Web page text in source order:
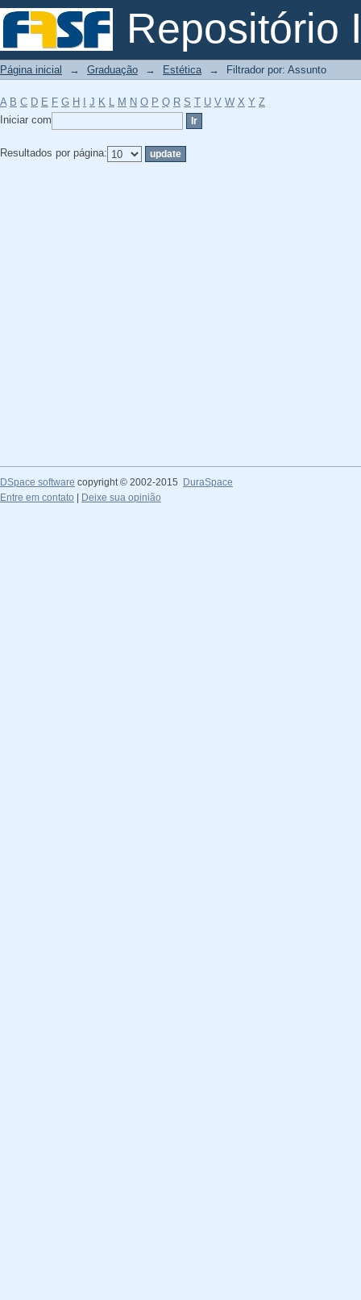
Repositório
Filtrador por: Assunto
Página inicial → Graduação → Estética → Filtrador por: Assunto
A B C D E F G H J K L M N O P Q R S T U V W X Y Z
Iniciar com
Resultados por página:
DSpace software copyright © 2002-2015
DuraSpace
Entre em contato
Deixe sua opinião